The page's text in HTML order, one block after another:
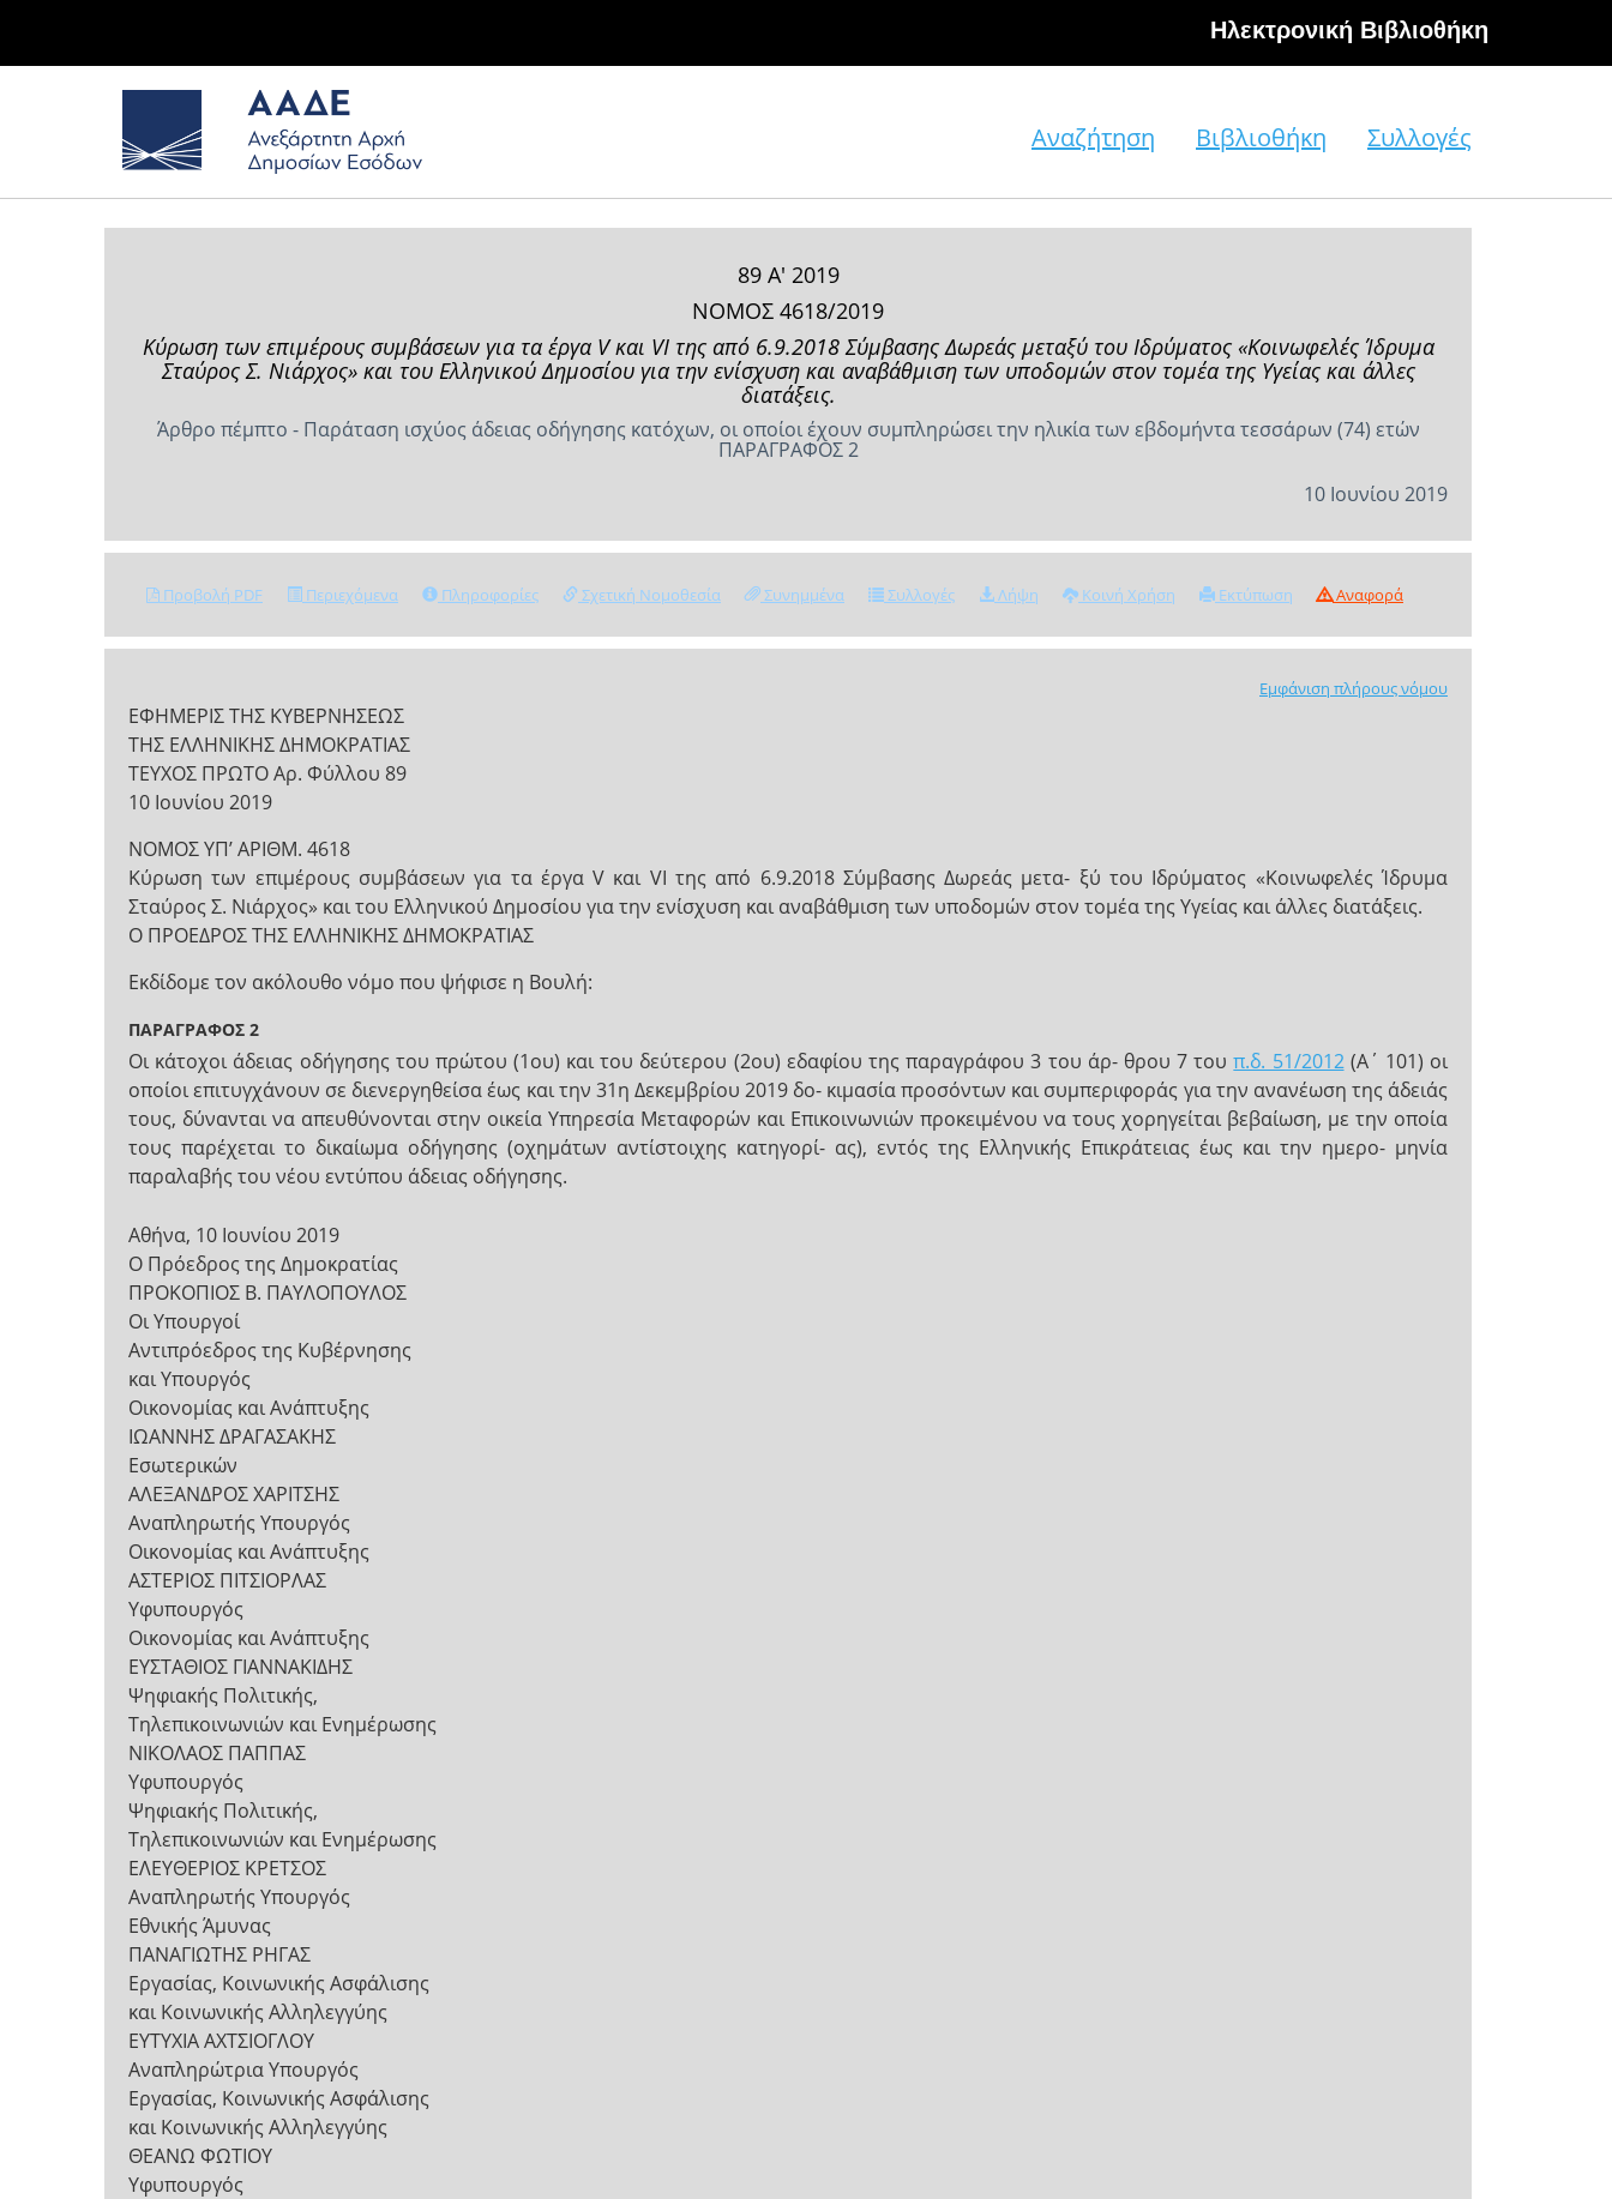
Hλεκτρονική Βιβλιοθήκη
Αναζήτηση Βιβλιοθήκη Συλλογές
89 Α' 2019
ΝΟΜΟΣ 4618/2019
Κύρωση των επιμέρους συμβάσεων για τα έργα V και VI της από 6.9.2018 Σύμβασης Δωρεάς μεταξύ του Ιδρύματος «Κοινωφελές Ίδρυμα
Σταύρος Σ. Νιάρχος» και του Ελληνικού Δημοσίου για την ενίσχυση και αναβάθμιση των υποδομών στον τομέα της Υγείας και άλλες
διατάξεις.
Άρθρο πέμπτο - Παράταση ισχύος άδειας οδήγησης κατόχων, οι οποίοι έχουν συμπληρώσει την ηλικία των εβδομήντα τεσσάρων (74) ετών
ΠΑΡΑΓΡΑΦΟΣ 2
10 Ιουνίου 2019
Προβολή PDF Περιεχόμενα Πληροφορίες Σχετική Νομοθεσία Συνημμένα Συλλογές Λήψη Κοινή Χρήση Εκτύπωση Αναφορά
Εμφάνιση πλήρους νόμου
ΕΦΗΜΕΡΙΣ ΤΗΣ ΚΥΒΕΡΝΗΣΕΩΣ
ΤΗΣ ΕΛΛΗΝΙΚΗΣ ΔΗΜΟΚΡΑΤΙΑΣ
ΤΕΥΧΟΣ ΠΡΩΤΟ Αρ. Φύλλου 89
10 Ιουνίου 2019
NOMOΣ ΥΠ’ ΑΡΙΘΜ. 4618
Κύρωση των επιμέρους συμβάσεων για τα έργα V και VI της από 6.9.2018 Σύμβασης Δωρεάς μετα- ξύ του Ιδρύματος «Κοινωφελές Ίδρυμα
Σταύρος Σ. Νιάρχος» και του Ελληνικού Δημοσίου για την ενίσχυση και αναβάθμιση των υποδομών στον τομέα της Υγείας και άλλες διατάξεις.
Ο ΠΡΟΕΔΡΟΣ ΤΗΣ ΕΛΛΗΝΙΚΗΣ ΔΗΜΟΚΡΑΤΙΑΣ
Εκδίδομε τον ακόλουθο νόμο που ψήφισε η Βουλή:
ΠΑΡΑΓΡΑΦΟΣ 2
Οι κάτοχοι άδειας οδήγησης του πρώτου (1ου) και του δεύτερου (2ου) εδαφίου της παραγράφου 3 του άρ- θρου 7 τουπ.δ. 51/2012(A΄ 101) οι
οποίοι επιτυγχάνουν σε διενεργηθείσα έως και την 31η Δεκεμβρίου 2019 δο- κιμασία προσόντων και συμπεριφοράς για την ανανέωση της άδειάς
τους, δύνανται να απευθύνονται στην οικεία Υπηρεσία Μεταφορών και Επικοινωνιών προκειμένου να τους χορηγείται βεβαίωση, με την οποία
τους παρέχεται το δικαίωμα οδήγησης (οχημάτων αντίστοιχης κατηγορί- ας), εντός της Ελληνικής Επικράτειας έως και την ημερο- μηνία
παραλαβής του νέου εντύπου άδειας οδήγησης.
Αθήνα, 10 Ιουνίου 2019
Ο Πρόεδρος της Δημοκρατίας
ΠΡΟΚΟΠΙΟΣ Β. ΠΑΥΛΟΠΟΥΛΟΣ
Οι Υπουργοί
Αντιπρόεδρος της Κυβέρνησης
και Υπουργός
Οικονομίας και Ανάπτυξης
ΙΩΑΝΝΗΣ ΔΡΑΓΑΣΑΚΗΣ
Εσωτερικών
ΑΛΕΞΑΝΔΡΟΣ ΧΑΡΙΤΣΗΣ
Αναπληρωτής Υπουργός
Οικονομίας και Ανάπτυξης
ΑΣΤΕΡΙΟΣ ΠΙΤΣΙΟΡΛΑΣ
Υφυπουργός
Οικονομίας και Ανάπτυξης
ΕΥΣΤΑΘΙΟΣ ΓΙΑΝΝΑΚΙΔΗΣ
Ψηφιακής Πολιτικής,
Τηλεπικοινωνιών και Ενημέρωσης
ΝΙΚΟΛΑΟΣ ΠΑΠΠΑΣ
Υφυπουργός
Ψηφιακής Πολιτικής,
Τηλεπικοινωνιών και Ενημέρωσης
ΕΛΕΥΘΕΡΙΟΣ ΚΡΕΤΣΟΣ
Αναπληρωτής Υπουργός
Εθνικής Άμυνας
ΠΑΝΑΓΙΩΤΗΣ ΡΗΓΑΣ
Εργασίας, Κοινωνικής Ασφάλισης
και Κοινωνικής Αλληλεγγύης
ΕΥΤΥΧΙΑ ΑΧΤΣΙΟΓΛΟΥ
Αναπληρώτρια Υπουργός
Εργασίας, Κοινωνικής Ασφάλισης
και Κοινωνικής Αλληλεγγύης
ΘΕΑΝΩ ΦΩΤΙΟΥ
Υφυπουργός